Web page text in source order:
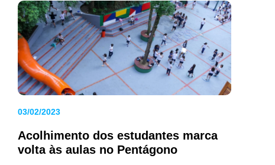
03/02/2023
Acolhimento dos estudantes marca
volta às aulas no Pentágono